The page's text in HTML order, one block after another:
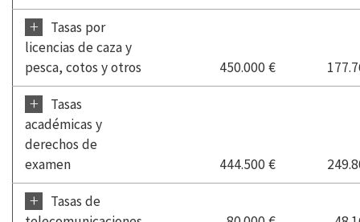
+
Tasas por
licencias de caza y
pesca, cotos y otros
450.000 €
+
Tasas
académicas y
derechos de
examen
444.500 €
+
Tasas de